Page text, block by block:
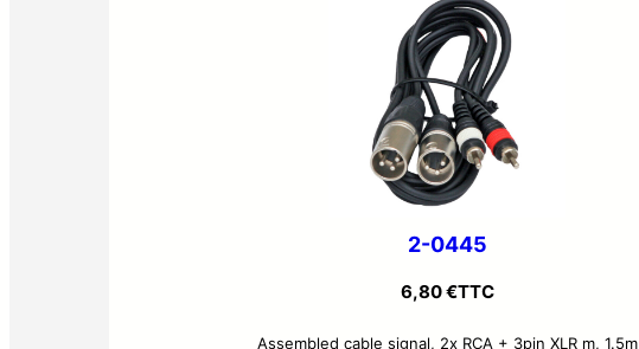
2-0445
6,80€TTC
Assembled cable signal, 2x RCA + 3pin XLR m, 1.5m